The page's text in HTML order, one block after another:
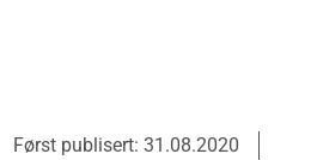
Først publisert: 31.08.2020